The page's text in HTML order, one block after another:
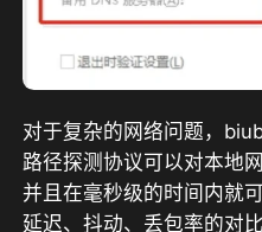
对于复杂的网络问题，
路径探测协议可以对本地
并且在毫秒级的时间内就
延迟、抖动、丢包率的对